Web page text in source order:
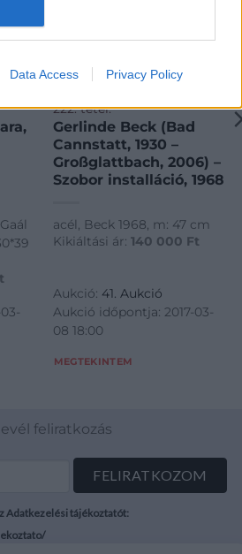
Data Access Privacy Policy
222. tétel:
Gerlinde Beck (Bad
Cannstatt, 1930 –
Großglattbach, 2006) –
Szobor installáció, 1968
acél, Beck 1968, m: 47 cm
Kikiáltási ár: 140 000 Ft
Aukció: 41. Aukció
Aukció időpontja: 2017-03-
08 18:00
MEGTEKINTEM
feliratkozás
Adatkezelési tájékoztatót: